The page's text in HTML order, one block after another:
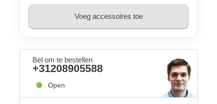
Voeg accessoires toe
Bel om te bestellen
+31208905588
Open